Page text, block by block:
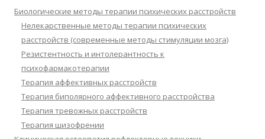
Биологические методы терапии психических расстройств
Нелекарственные методы терапии психических
расстройств (современные методы стимуляции мозга)
Резистентность и интолерантность к
психофармакотерапии
Терапия аффективных расстройств
Терапия биполярного аффективного расстройства
Терапия тревожных расстройств
Терапия шизофрении